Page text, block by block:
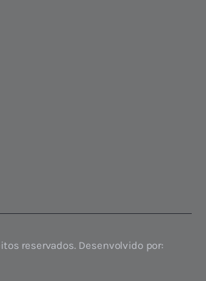
reservados. Desenvolvido por: